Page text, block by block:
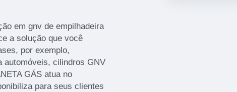
em gnv de empilhadeira
a solução que você
por exemplo,
automóveis, cilindros GNV
GÁS atua no
para seus clientes